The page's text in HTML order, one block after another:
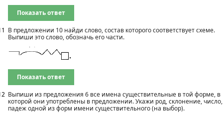
Показать ответ
В предложении 10 найди слово, состав которого соответствует схеме.
Выпиши это слово, обозначь его части.
Показать ответ
Выпиши из предложения 6 все имена существительные в той форме, в
которой они употреблены в предложении. Укажи род, склонение, число,
падеж одной из форм имени существительного (на выбор).